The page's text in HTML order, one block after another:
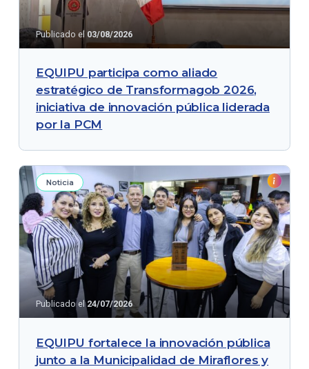
Publicado el 03/08/2026
EQUIPU participa como aliado
estratégico de Transformagob 2026,
iniciativa de innovación pública liderada
por la PCM
Noticia
Publicado el24/07/2026
EQUIPU fortalece la innovación pública
junto a la Municipalidad de Miraflores y